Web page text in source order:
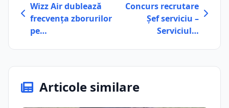
Wizz Air dublează
frecvența zborurilor
pe…
Concurs recrutare
Șef serviciu –
Serviciul…
Articole similare